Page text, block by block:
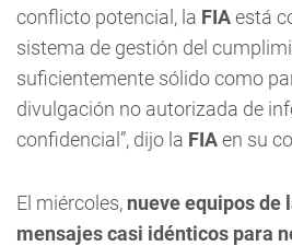
conflicto potencial, la FIAestá
sistema de gestión del
suficientemente sólido como
divulgación no autorizada de
confidencial”, dijo la FIAen su
El miércoles, nueve equipos de
mensajes casi idénticos para